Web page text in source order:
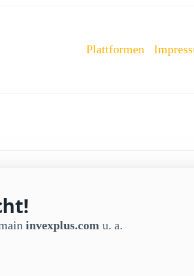
Plattformen
invexplus.com u. a.